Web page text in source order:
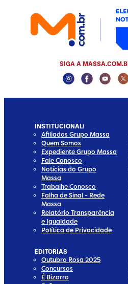
SIGA A
Instagram
INSTITUCIONAL!
Afiliados Grupo Massa
Quem Somos
Expediente Grupo Massa
Fale Conosco
Notícias do Grupo
Massa
Trabalhe Conosco
Falha de Sinal - Rede
Massa
Relatório Transparência
e Igualdade
Política de Privacidade
EDITORIAS
Outubro Rosa 2025
Concursos
É Bizarro